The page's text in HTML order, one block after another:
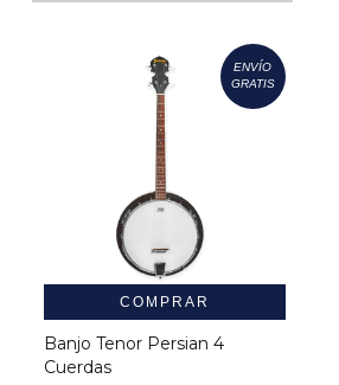
ENVÍO
GRATIS
COMPRAR
Banjo Tenor Persian 4
Cuerdas